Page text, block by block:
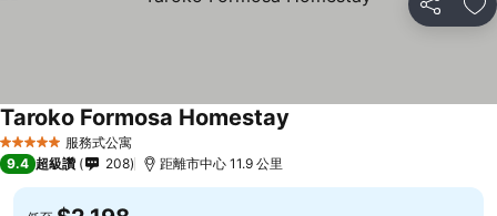
分享 加
5 星級 服務式公寓
Taroko Formosa Homestay
9.4 超級讚 208 距離市中心 11.9 公里